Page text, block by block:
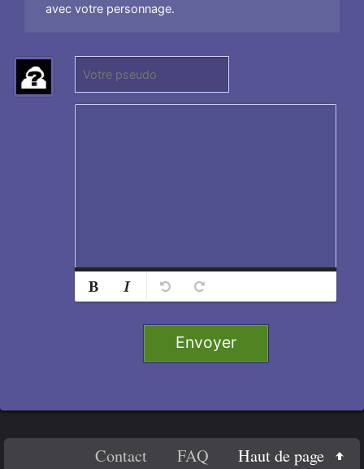
avec votre personnage.
Normal
Titre 1
Titre 2
Titre 4
Code
Ajouter
Envoyer
Contact FAQ Haut de page